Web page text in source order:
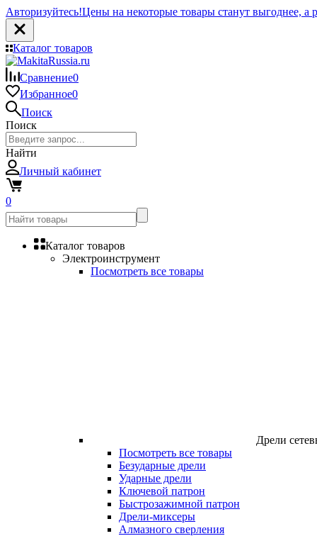
Авторизуйтесь!Цены на некоторые товары станут выгоднее, а
Каталог товаров
Сравнение0
Избранное0
Поиск
Поиск
Найти
Личный кабинет
0
Каталог товаров
Электроинструмент
Посмотреть все товары
Дрели
Посмотреть все товары
Безударные дрели
Ударные дрели
Ключевой патрон
Быстрозажимной патрон
Дрели-миксеры
Алмазного сверления